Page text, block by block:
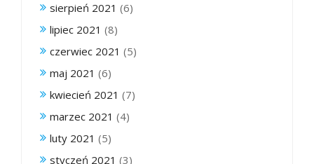
sierpień 2021 (6)
lipiec 2021 (8)
czerwiec 2021 (5)
maj 2021 (6)
kwiecień 2021 (7)
marzec 2021 (4)
luty 2021 (5)
styczeń 2021 (3)